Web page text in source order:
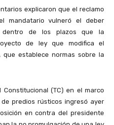
explicaron que el reclamo
mandatario vulneró el deber
dentro de los plazos que la
de ley que modifica el
que establece normas sobre la
(TC) en el marco
predios rústicos ingresó ayer
en contra del presidente